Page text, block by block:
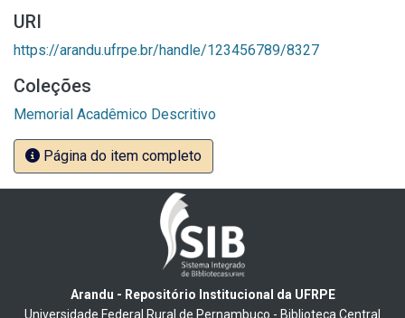
URI
https://arandu.ufrpe.br/handle/123456789/8327
Coleções
Memorial Acadêmico Descritivo
Página do item completo
Arandu - Repositório Institucional da UFRPE
Universidade Federal Rural de Pernambuco - Biblioteca Central